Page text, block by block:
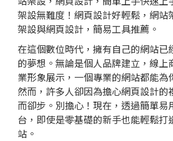
架設無難度！網頁設計好輕鬆，網站
架設與網頁設計，簡易工具推薦。
在這個數位時代，擁有自己的網站已
的夢想。無論是個人品牌建立，線上
業形象展示，一個專業的網站都能為
然而，許多人卻因為擔心網頁設計的
而卻步。別擔心！現在，透過簡單易
台，即使是零基礎的新手也能輕鬆打
站。